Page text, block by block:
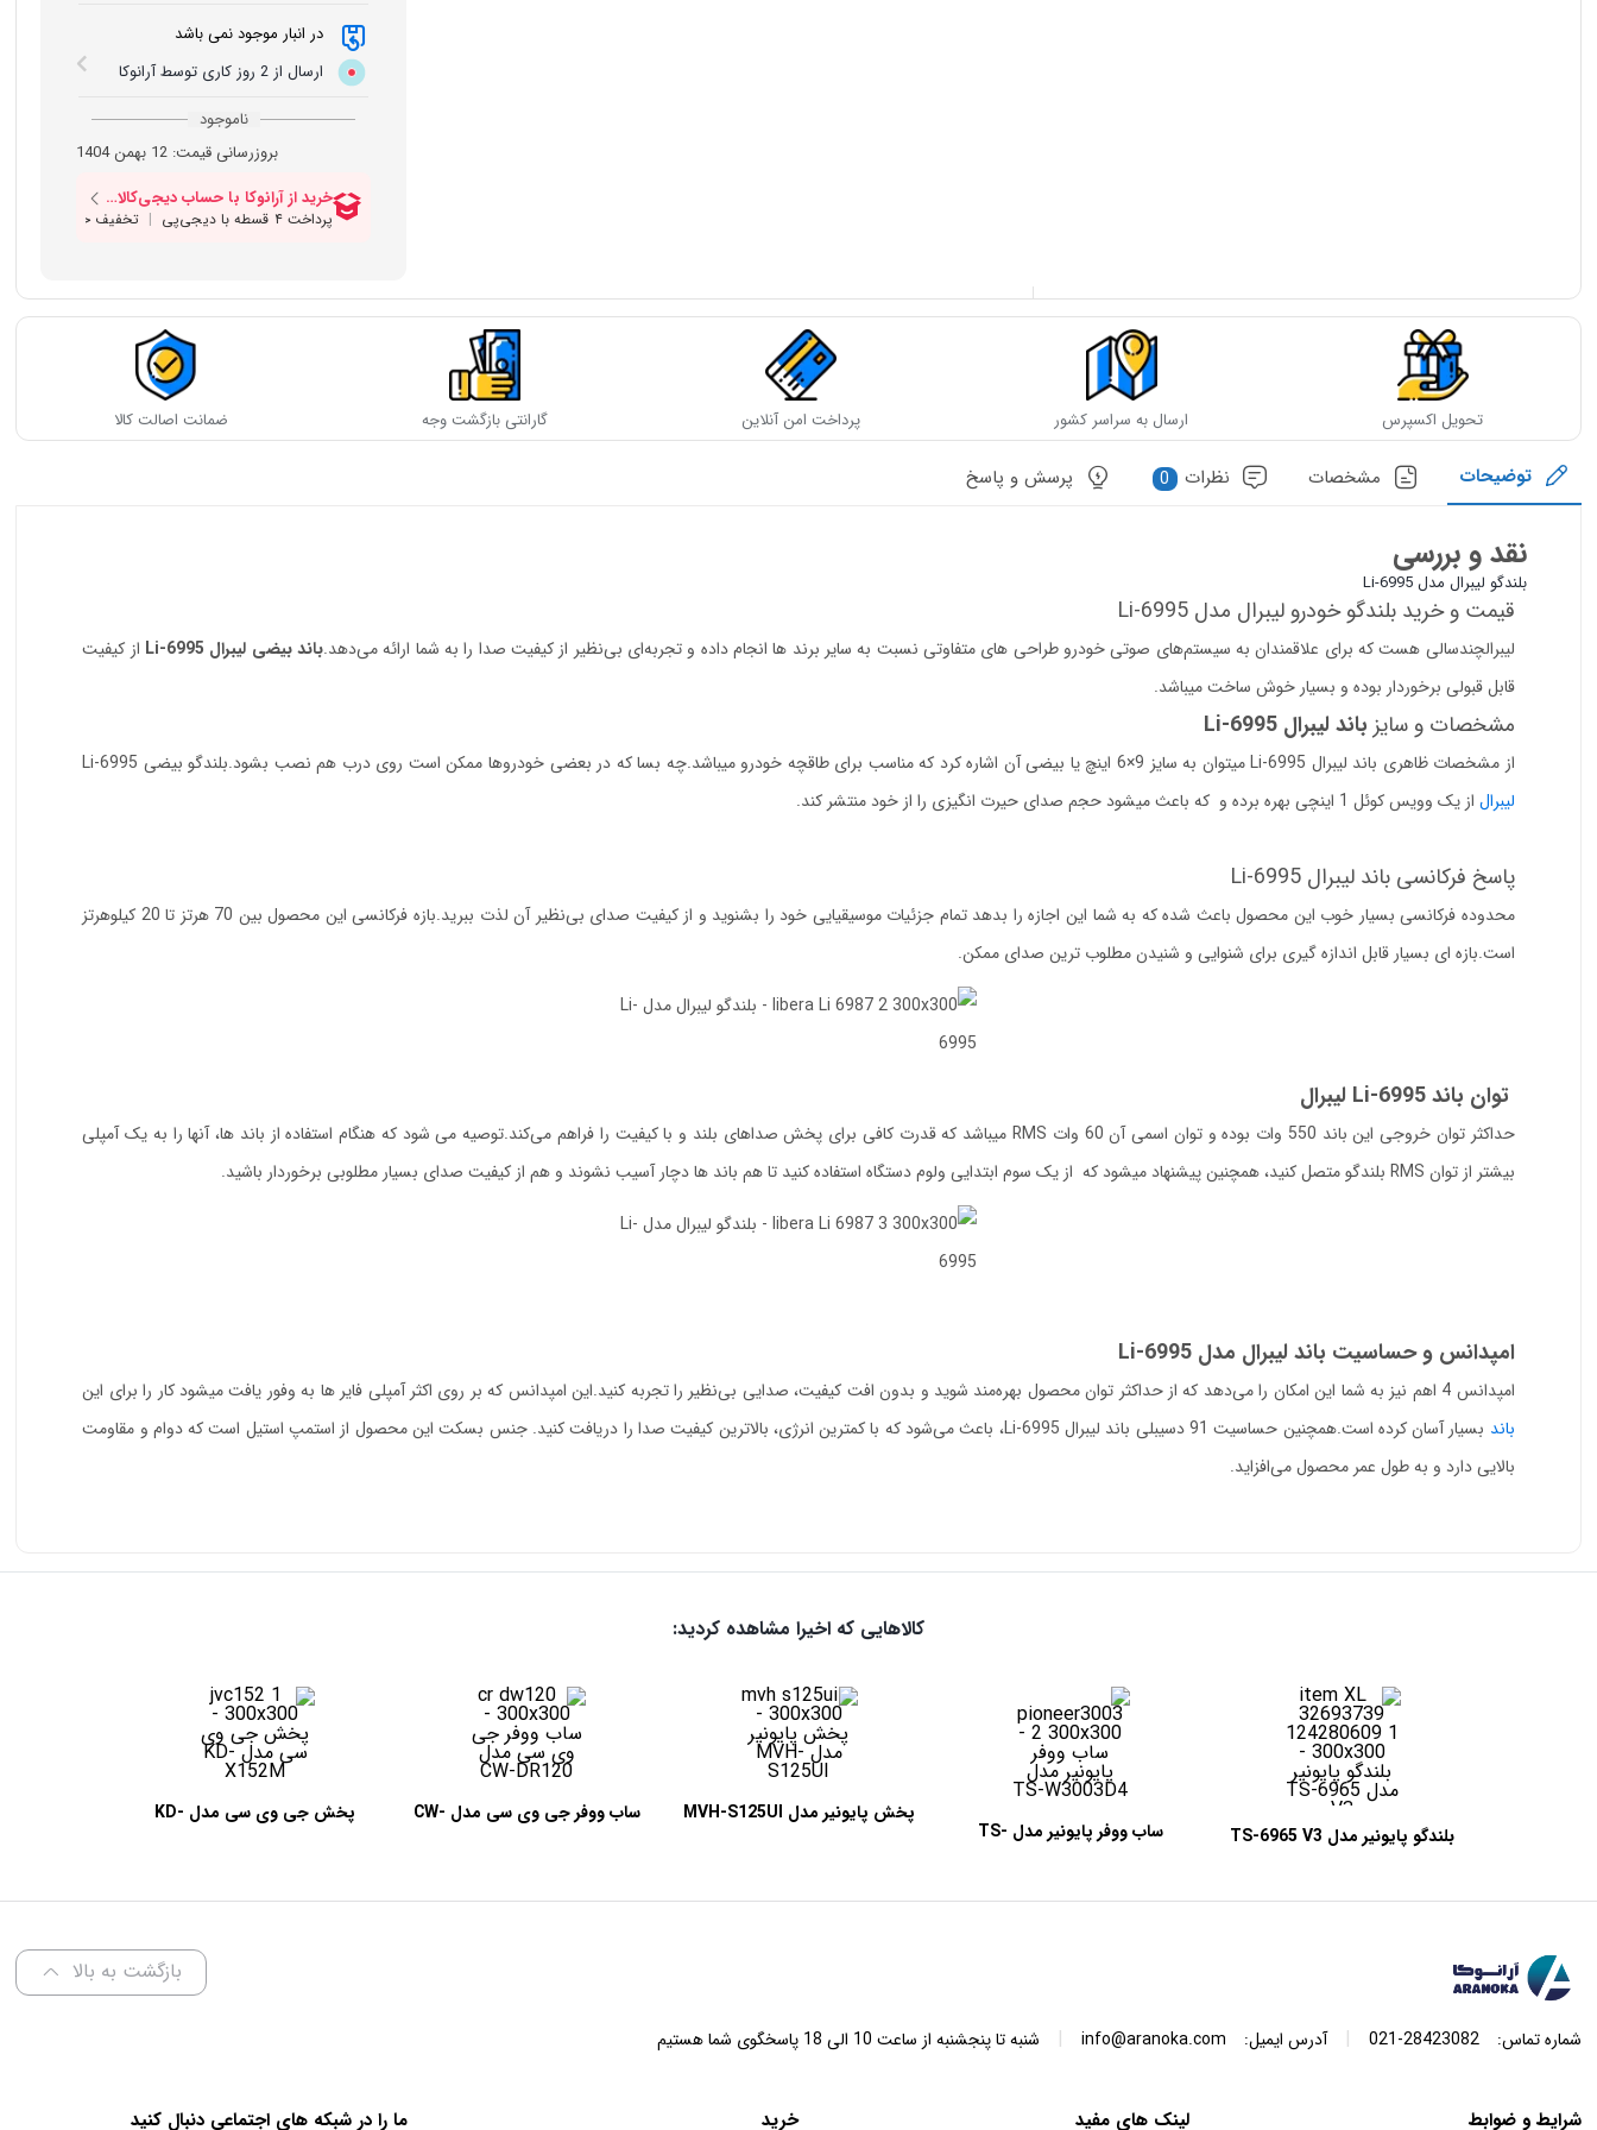
در انبار موجود نمی باشد
ارسال از 2 روز کاری توسط آرانوکا
ناموجود
بروزرسانی قیمت: 12 بهمن 1404
تحویل اکسپرس ارسال به سراسر کشور پرداخت امن آنلاین گارانتی بازگشت وجه ضمانت اصالت کالا
توضیحات مشخصات نظرات 0 پرسش و پاسخ
نقد و بررسی
بلندگو لیبرال مدل Li-6995
قیمت و خرید بلندگو خودرو لیبرال مدل Li-6995
لیبرالچندسالی هست که برای علاقمندان به سیستم‌های صوتی خودرو طراحی های متفاوتی نسبت به سایر برند ها انجام داده و تجربه‌ای بی‌نظیر از کیفیت صدا را به شما ارائه می‌دهد.باند بیضی لیبرال Li-6995
از کیفیت
قابل قبولی برخوردار بوده و بسیار خوش ساخت میباشد.
مشخصات و سایز باند لیبرال Li-6995
از مشخصات ظاهری باند لیبرال Li-6995 میتوان به سایز 9×6 اینچ یا بیضی آن اشاره کرد که مناسب برای طاقچه خودرو میباشد.چه بسا که در بعضی خودروها ممکن است روی درب هم نصب بشود.بلندگو بیضی Li-6995
لیبرال از یک وویس کوئل 1 اینچی بهره برده و که باعث میشود حجم صدای حیرت انگیزی را از خود منتشر کند.
پاسخ فرکانسی باند لیبرال Li-6995
محدوده فرکانسی بسیار خوب این محصول باعث شده که به شما این اجازه را بدهد تمام جزئیات موسیقیایی خود را بشنوید و از کیفیت صدای بی‌نظیر آن لذت ببرید.بازه فرکانسی این محصول بین 70 هرتز تا 20 کیلوهرتز
است.بازه ای بسیار قابل اندازه گیری برای شنوایی و شنیدن مطلوب ترین صدای ممکن.
توان باند Li-6995 لیبرال
حداکثر توان خروجی این باند 550 وات بوده و توان اسمی آن 60 وات RMS میباشد که قدرت کافی برای پخش صداهای بلند و با کیفیت را فراهم می‌کند.توصیه می شود که هنگام استفاده از باند ها، آنها را به یک آمپلی
بیشتر از توان RMS بلندگو متصل کنید، همچنین پیشنهاد میشود که از یک سوم ابتدایی ولوم دستگاه استفاده کنید تا هم باند ها دچار آسیب نشوند و هم از کیفیت صدای بسیار مطلوبی برخوردار باشید.
امپدانس و حساسیت باند لیبرال مدل Li-6995
امپدانس 4 اهم نیز به شما این امکان را می‌دهد که از حداکثر توان محصول بهره‌مند شوید و بدون افت کیفیت، صدایی بی‌نظیر را تجربه کنید.این امپدانس که بر روی اکثر آمپلی فایر ها به وفور یافت میشود کار را برای این
باند
بسیار آسان کرده است.همچنین حساسیت 91 دسیبلی باند لیبرال Li-6995، باعث می‌شود که با کمترین انرژی، بالاترین کیفیت صدا را دریافت کنید. جنس بسکت این محصول از استمپ استیل است که دوام و مقاومت
بالایی دارد و به طول عمر محصول می‌افزاید.
کالاهایی که اخیرا مشاهده کردید:
بلندگو پایونیر مدل TS-6965 V3
ساب ووفر پایونیر مدل TS-
پخش پایونیر مدل MVH-S125UI
ساب ووفر جی وی سی مدل CW-
پخش جی وی سی مدل KD-
بازگشت به بالا
شماره تماس: 28423082-021
| آدرس ایمیل: info@aranoka.com
| شنبه تا پنجشنبه از ساعت 10 الی 18 پاسخگوی شما هستیم
شرایط و ضوابط لینک های مفید خرید ما را در شبکه های اجتماعی دنبال کنید